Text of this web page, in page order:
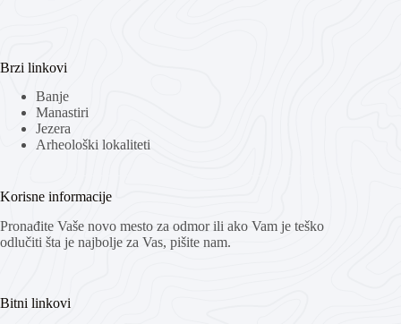
Brzi linkovi
Banje
Manastiri
Jezera
Arheološki lokaliteti
Korisne informacije
Pronađite Vaše novo mesto za odmor ili ako Vam je teško
odlučiti šta je najbolje za Vas, pišite nam.
Bitni linkovi